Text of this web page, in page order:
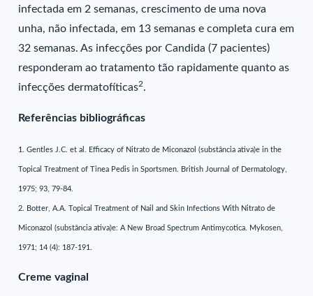
infectada em 2 semanas, crescimento de uma nova
unha, não infectada, em 13 semanas e completa cura em
32 semanas. As infecções por Candida (7 pacientes)
responderam ao tratamento tão rapidamente quanto as
infecções dermatofíticas2.
Referências bibliográficas
1. Gentles J.C. et al. Efficacy of Nitrato de Miconazol (substância ativa)e in the
Topical Treatment of Tinea Pedis in Sportsmen. British Journal of Dermatology,
1975; 93, 79-84.
2. Botter, A.A. Topical Treatment of Nail and Skin Infections With Nitrato de
Miconazol (substância ativa)e: A New Broad Spectrum Antimycotica. Mykosen,
1971; 14 (4): 187-191.
Creme vaginal